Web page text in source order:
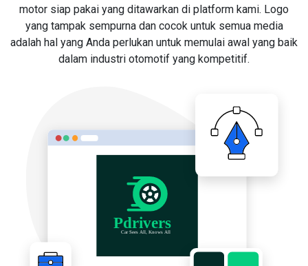
motor siap pakai yang ditawarkan di platform kami. Logo
yang tampak sempurna dan cocok untuk semua media
adalah hal yang Anda perlukan untuk memulai awal yang baik
dalam industri otomotif yang kompetitif.